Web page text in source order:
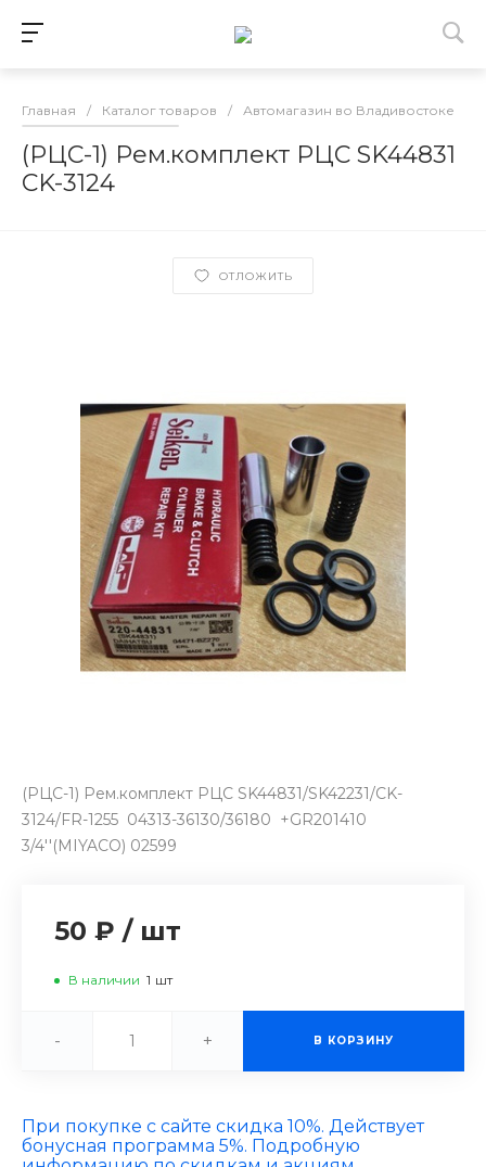
Главная / Каталог товаров / Автомагазин во Владивостоке
(РЦС-1) Рем.комплект РЦС SK44831
CK-3124
ОТЛОЖИТЬ
(РЦС-1) Рем.комплект РЦС SK44831/SK42231/CK-
3124/FR-1255 04313-36130/36180 +GR201410
3/4''(MIYACO) 02599
50 ₽ / шт
В наличии 1 шт
- + В КОРЗИНУ
При покупке с сайте скидка 10%. Действует
бонусная программа 5%. Подробную